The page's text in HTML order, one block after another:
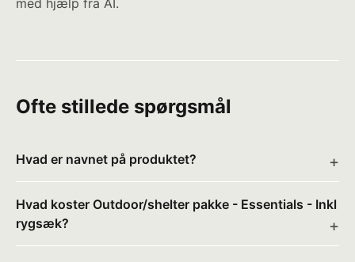
med hjælp fra AI.
Ofte stillede spørgsmål
Hvad er navnet på produktet?
Hvad koster Outdoor/shelter pakke - Essentials - Inkl
rygsæk?